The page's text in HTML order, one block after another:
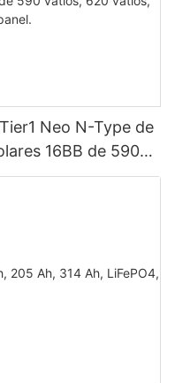
Neo N-Type de
16BB de 590
y 650 vatios con